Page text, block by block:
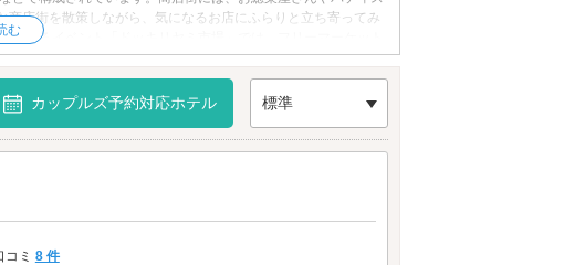
店街を散策しながら、気になるお店にふらりと立ち寄ってみ
いるイベント「ドッキリヤミ市場」では、フリーマーケット
す。
カップルズ予約対応ホテル 標準
ち3
コミ 8 件